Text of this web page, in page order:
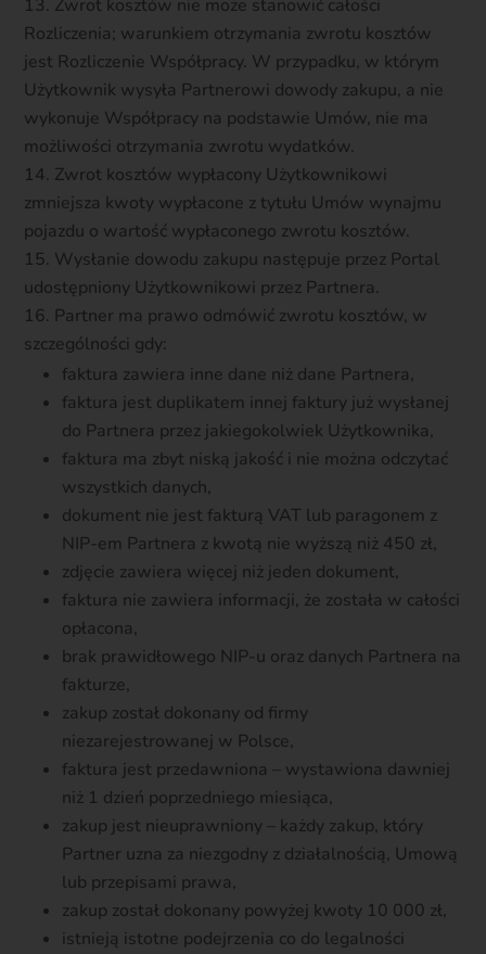
Zwrot kosztów nie może stanowić całości
Rozliczenia; warunkiem otrzymania zwrotu kosztów
jest Rozliczenie Współpracy. W przypadku, w którym
Użytkownik wysyła Partnerowi dowody zakupu, a nie
wykonuje Współpracy na podstawie Umów, nie ma
możliwości otrzymania zwrotu wydatków.
Zwrot kosztów wypłacony Użytkownikowi
zmniejsza kwoty wypłacone z tytułu Umów wynajmu
pojazdu o wartość wypłaconego zwrotu kosztów.
Wysłanie dowodu zakupu następuje przez Portal
udostępniony Użytkownikowi przez Partnera.
Partner ma prawo odmówić zwrotu kosztów, w
szczególności gdy:
faktura zawiera inne dane niż dane Partnera,
faktura jest duplikatem innej faktury już wysłanej
do Partnera przez jakiegokolwiek Użytkownika,
faktura ma zbyt niską jakość i nie można odczytać
wszystkich danych,
dokument nie jest fakturą VAT lub paragonem z
NIP-em Partnera z kwotą nie wyższą niż 450 zł,
zdjęcie zawiera więcej niż jeden dokument,
faktura nie zawiera informacji, że została w całości
opłacona,
brak prawidłowego NIP-u oraz danych Partnera na
fakturze,
zakup został dokonany od firmy
niezarejestrowanej w Polsce,
faktura jest przedawniona – wystawiona dawniej
niż 1 dzień poprzedniego miesiąca,
zakup jest nieuprawniony – każdy zakup, który
Partner uzna za niezgodny z działalnością, Umową
lub przepisami prawa,
zakup został dokonany powyżej kwoty 10 000 zł,
istnieją istotne podejrzenia co do legalności